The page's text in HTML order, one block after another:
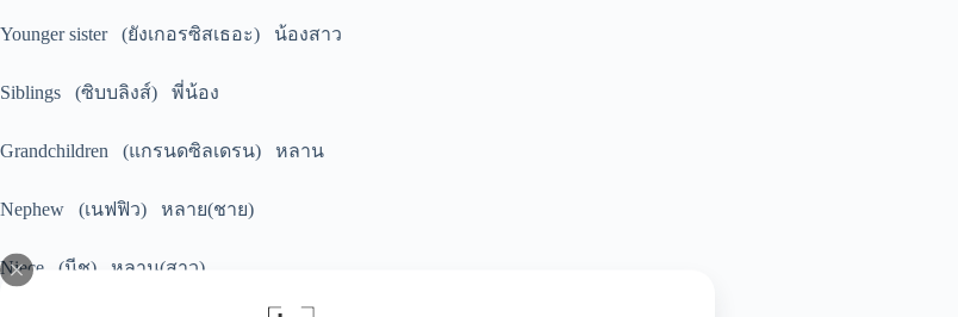
Younger sister (ยังเกอรซิสเธอะ) น้องสาว
Siblings (ซิบบลิงส์) พี่น้อง
Grandchildren (แกรนดซิลเดรน) หลาน
Nephew (เนฟฟิว) หลาย(ชาย)
Niece (นีช) หลาน(สาว)